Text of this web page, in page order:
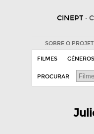
CINEPT ·
SOBRE O
FILMES GÉNEROS
PROCURAR